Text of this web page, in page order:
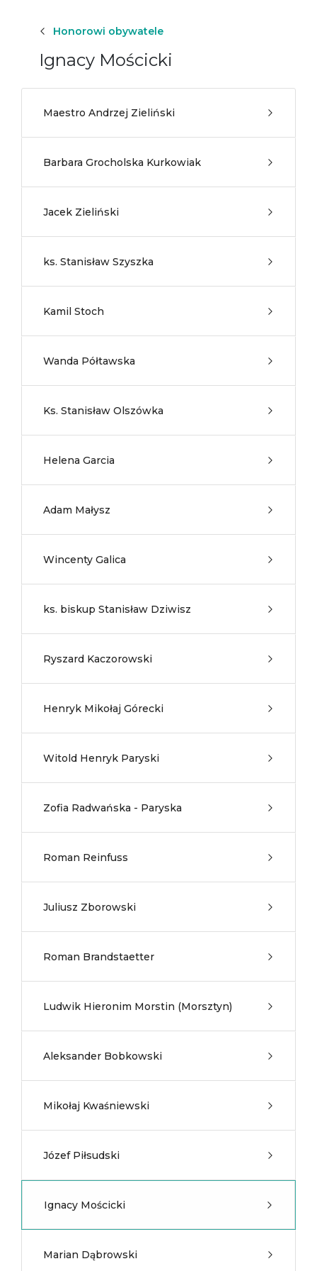
Honorowi obywatele
Ignacy Mościcki
Maestro Andrzej Zieliński
Barbara Grocholska Kurkowiak
Jacek Zieliński
ks. Stanisław Szyszka
Kamil Stoch
Wanda Półtawska
Ks. Stanisław Olszówka
Helena Garcia
Adam Małysz
Wincenty Galica
ks. biskup Stanisław Dziwisz
Ryszard Kaczorowski
Henryk Mikołaj Górecki
Witold Henryk Paryski
Zofia Radwańska - Paryska
Roman Reinfuss
Juliusz Zborowski
Roman Brandstaetter
Ludwik Hieronim Morstin (Morsztyn)
Aleksander Bobkowski
Mikołaj Kwaśniewski
Józef Piłsudski
Ignacy Mościcki
Marian Dąbrowski